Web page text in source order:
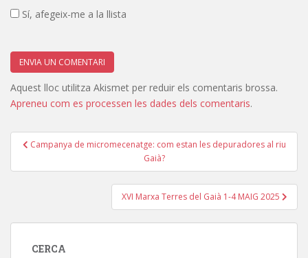
Sí, afegeix-me a la llista
Aquest lloc utilitza Akismet per reduir els comentaris brossa.
Apreneu com es processen les dades dels comentaris.
Navegació
Campanya de micromecenatge: com estan les depuradores al riu
Gaià?
XVI Marxa Terres del Gaià 1-4 MAIG 2025
CERCA